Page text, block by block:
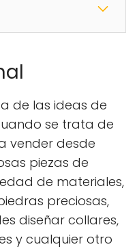
de las ideas de
se trata de
vender desde
piezas de
de materiales,
preciosas,
diseñar collares,
y cualquier otro